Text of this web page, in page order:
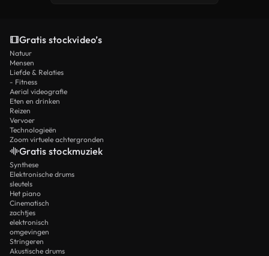
Gratis stockvideo’s
Natuur
Mensen
Liefde & Relaties
- Fitness
Aerial videografie
Eten en drinken
Reizen
Vervoer
Technologieën
Zoom virtuele achtergronden
Gratis stockmuziek
Synthese
Elektronische drums
sleutels
Het piano
Cinematisch
zachtjes
elektronisch
omgevingen
Stringeren
Akustische drums